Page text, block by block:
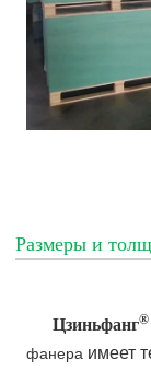
Размеры и
Цзиньфанг®
фанера имеет